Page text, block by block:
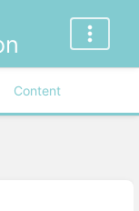
Content